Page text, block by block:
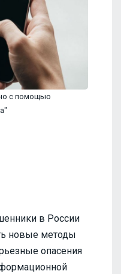
с помощью
в России
новые методы
опасения